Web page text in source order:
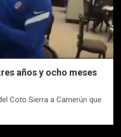
años y ocho meses
Coto Sierra a Camerún que